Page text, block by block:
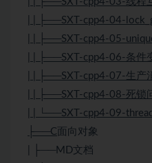
| | ├──SXT-cpp4-04-
| | ├──SXT-cpp4-05-
| | ├──SXT-cpp4-06-条件
| | ├──SXT-cpp4-07-生产
| | ├──SXT-cpp4-08-死锁
| | └──SXT-cpp4-09-
├──C 面向对象
| ├──MD文档